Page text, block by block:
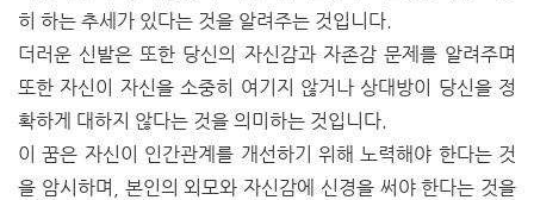
히 하는 추세가 있다는 것을 알려주는 것입니다.
더러운 신발은 또한 당신의 자신감과 자존감 문제를 알려주며
또한 자신이 자신을 소중히 여기지 않거나 상대방이 당신을 정
확하게 대하지 않다는 것을 의미하는 것입니다.
이 꿈은 자신이 인간관계를 개선하기 위해 노력해야 한다는 것
을 암시하며, 본인의 외모와 자신감에 신경을 써야 한다는 것을